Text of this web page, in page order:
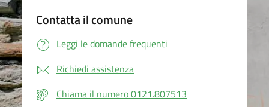
Contatta il comune
Leggi le domande frequenti
Richiedi assistenza
Chiama il numero 0121.807513